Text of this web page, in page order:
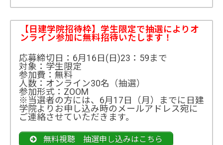
【日建学院招待枠】学生限定で抽選によりオ
ンライン参加に無料招待いたします！
応募締切日：6月16日(日)23：59まで
対象：学生限定
参加費：無料
人数：オンライン30名（抽選）
参加形式：ZOOM
※当選者の方には、6月17日（月）までに日建
学院よりお申し込み時のメールアドレス宛に
ご連絡させていただきます。
無料視聴 抽選申し込みはこちら